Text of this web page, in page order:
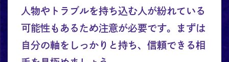
人物やトラブルを持ち込む人が紛れている
可能性もあるため注意が必要です。まずは
自分の軸をしっかりと持ち、信頼できる相